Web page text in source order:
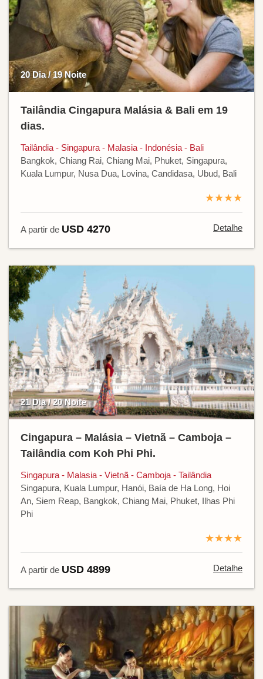
20 Dia / 19 Noite
Tailândia Cingapura Malásia & Bali em 19
dias.
Tailândia - Singapura - Malasia - Indonésia - Bali
Bangkok, Chiang Rai, Chiang Mai, Phuket, Singapura,
Kuala Lumpur, Nusa Dua, Lovina, Candidasa, Ubud, Bali
★★★★
A partir de USD 4270 Detalhe
21 Dia / 20 Noite
Cingapura – Malásia – Vietnã – Camboja –
Tailândia com Koh Phi Phi.
Singapura - Malasia - Vietnã - Camboja - Tailândia
Singapura, Kuala Lumpur, Hanói, Baía de Ha Long, Hoi
An, Siem Reap, Bangkok, Chiang Mai, Phuket, Ilhas Phi
Phi
★★★★
A partir de USD 4899 Detalhe